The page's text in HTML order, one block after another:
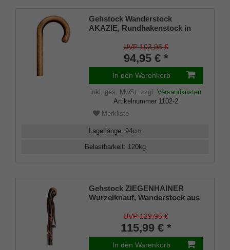
Gehstock Wanderstock
AKAZIE, Rundhakenstock in
europäisches Akazienholz,
geflammt und klar lackiert,
Länge ca. 94 cm
UVP 103,95 €
94,95 € *
In den Warenkorb
inkl. ges. MwSt. zzgl. Versandkosten
Artikelnummer 1102-2
Merkliste
Lagerlänge: 94cm
Belastbarkeit: 120kg
Gehstock ZIEGENHAINER
Wurzelknauf, Wanderstock aus
doppelt gedrehter
Schmuckfräsung veredelt,
inklusive Bergstockspitze und
Leder- Tragschlaufe
UVP 129,95 €
115,99 € *
In den Warenkorb